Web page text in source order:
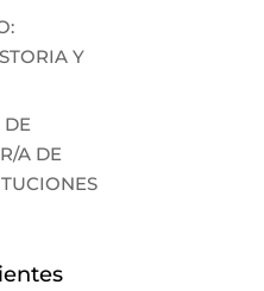
Y
DE
A DE